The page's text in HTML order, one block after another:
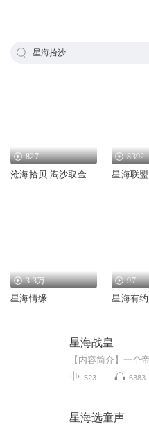
星海拾沙
827
沧海拾贝 淘沙取金
8392
星海联盟
3.3万
星海情缘
97
星海有约
星海战皇
523 6383
星海选童声